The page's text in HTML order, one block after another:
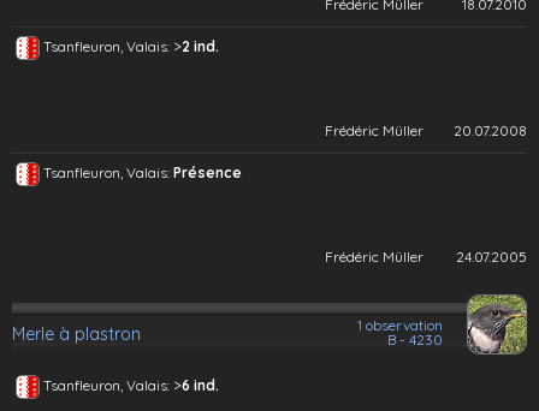
Frédéric Müller 18.07.2010
Tsanfleuron, Valais: >2 ind.
Frédéric Müller 20.07.2008
Tsanfleuron, Valais: Présence
Frédéric Müller 24.07.2005
Merle à plastron
1 observation
B - 4230
Tsanfleuron, Valais: >6 ind.